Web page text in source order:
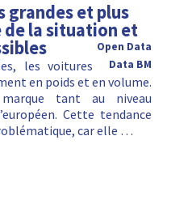
grandes et plus
de la situation et
Open Data
Data BM
les voitures
en poids et en volume.
tant au niveau
Cette tendance
car elle …